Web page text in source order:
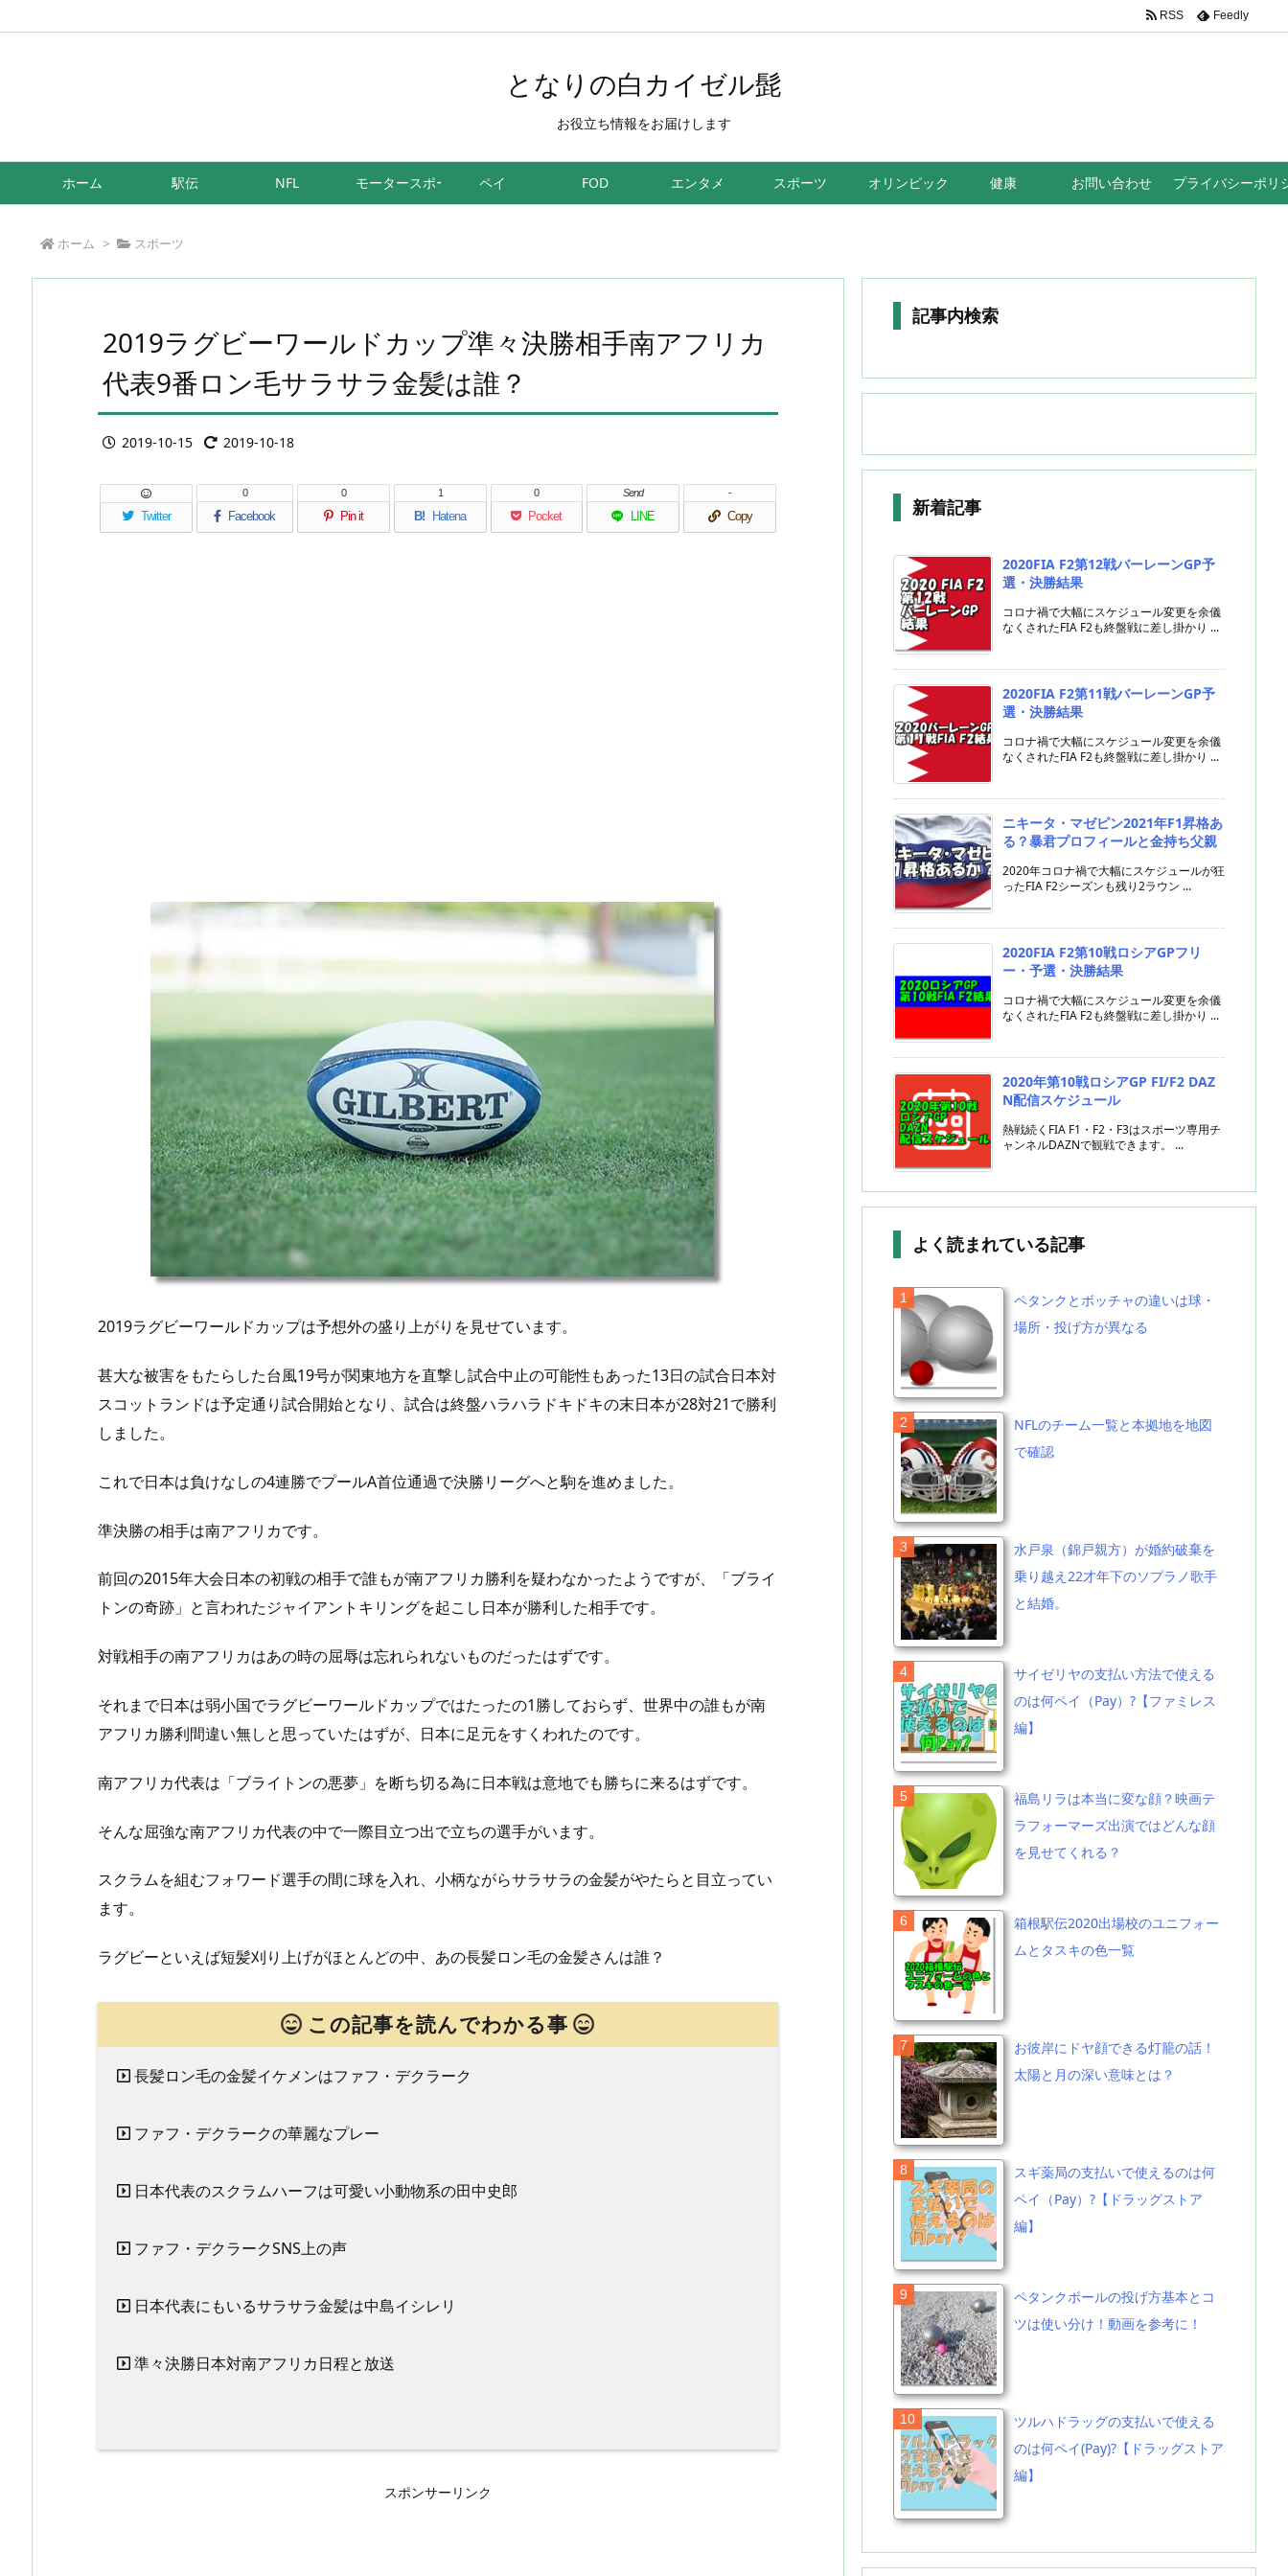
となりの白カイゼル髭
お役立ち情報をお届けします
ホーム 駅伝 NFL モータースポーツ ペイ FOD エンタメ スポーツ オリンピック 健康 お問い合わせ プライバシーポリ
RSS Feedly
ホーム > スポーツ
2019ラグビーワールドカップ準々決勝相手南アフリカ
代表9番ロン毛サラサラ金髪は誰？
2019-10-15 2019-10-18
Twitter Facebook
0
Pin it
0
B! Hatena
1
Pocket
0
LINE
Send
Copy
-
2019ラグビーワールドカップは予想外の盛り上がりを見せています。
甚大な被害をもたらした台風19号が関東地方を直撃し試合中止の可能性もあった13日の試合日本対
スコットランドは予定通り試合開始となり、試合は終盤ハラハラドキドキの末日本が28対21で勝利
しました。
これで日本は負けなしの4連勝でプールA首位通過で決勝リーグへと駒を進めました。
準決勝の相手は南アフリカです。
前回の2015年大会日本の初戦の相手で誰もが南アフリカ勝利を疑わなかったようですが、「ブライ
トンの奇跡」と言われたジャイアントキリングを起こし日本が勝利した相手です。
対戦相手の南アフリカはあの時の屈辱は忘れられないものだったはずです。
それまで日本は弱小国でラグビーワールドカップではたったの1勝しておらず、世界中の誰もが南
アフリカ勝利間違い無しと思っていたはずが、日本に足元をすくわれたのです。
南アフリカ代表は「ブライトンの悪夢」を断ち切る為に日本戦は意地でも勝ちに来るはずです。
そんな屈強な南アフリカ代表の中で一際目立つ出で立ちの選手がいます。
スクラムを組むフォワード選手の間に球を入れ、小柄ながらサラサラの金髪がやたらと目立ってい
ます。
ラグビーといえば短髪刈り上げがほとんどの中、あの長髪ロン毛の金髪さんは誰？
この記事を読んでわかる事
長髪ロン毛の金髪イケメンはファフ・デクラーク
ファフ・デクラークの華麗なプレー
日本代表のスクラムハーフは可愛い小動物系の田中史郎
ファフ・デクラークSNS上の声
日本代表にもいるサラサラ金髪は中島イシレリ
準々決勝日本対南アフリカ日程と放送
スポンサーリンク
記事内検索
新着記事
2020FIA F2第12戦バーレーンGP予
選・決勝結果
コロナ禍で大幅にスケジュール変更を余儀
なくされたFIA F2も終盤戦に差し掛かり ...
2020FIA F2第11戦バーレーンGP予
選・決勝結果
コロナ禍で大幅にスケジュール変更を余儀
なくされたFIA F2も終盤戦に差し掛かり ...
ニキータ・マゼピン2021年F1昇格あ
る？暴君プロフィールと金持ち父親
2020年コロナ禍で大幅にスケジュールが狂
ったFIA F2シーズンも残り2ラウン ...
2020FIA F2第10戦ロシアGPフリ
ー・予選・決勝結果
コロナ禍で大幅にスケジュール変更を余儀
なくされたFIA F2も終盤戦に差し掛かり ...
2020年第10戦ロシアGP FI/F2 DAZ
N配信スケジュール
熱戦続くFIA F1・F2・F3はスポーツ専用チ
ャンネルDAZNで観戦できます。 ...
よく読まれている記事
ペタンクとボッチャの違いは球・
場所・投げ方が異なる
NFLのチーム一覧と本拠地を地図
で確認
水戸泉（錦戸親方）が婚約破棄を
乗り越え22才年下のソプラノ歌手
と結婚。
サイゼリヤの支払い方法で使える
のは何ペイ（Pay）?【ファミレス
編】
福島リラは本当に変な顔？映画テ
ラフォーマーズ出演ではどんな顔
を見せてくれる？
箱根駅伝2020出場校のユニフォー
ムとタスキの色一覧
お彼岸にドヤ顔できる灯籠の話！
太陽と月の深い意味とは？
スギ薬局の支払いで使えるのは何
ペイ（Pay）?【ドラッグストア
編】
ペタンクボールの投げ方基本とコ
ツは使い分け！動画を参考に！
ツルハドラッグの支払いで使える
のは何ペイ(Pay)?【ドラッグストア
編】